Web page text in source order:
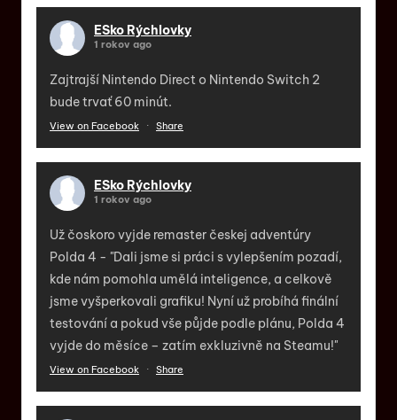
ESko Rýchlovky
1 rokov ago
Zajtrajší Nintendo Direct o Nintendo Switch 2
bude trvať 60 minút.
View on Facebook · Share
ESko Rýchlovky
1 rokov ago
Už čoskoro vyjde remaster českej adventúry
Polda 4 - "Dali jsme si práci s vylepšením pozadí,
kde nám pomohla umělá inteligence, a celkově
jsme vyšperkovali grafiku! Nyní už probíhá finální
testování a pokud vše půjde podle plánu, Polda 4
vyjde do měsíce – zatím exkluzivně na Steamu!"
View on Facebook · Share